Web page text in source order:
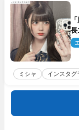
「
長
に
ミシャ インスタグ